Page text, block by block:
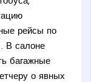
рейсы по
В салоне
багажные
о явных